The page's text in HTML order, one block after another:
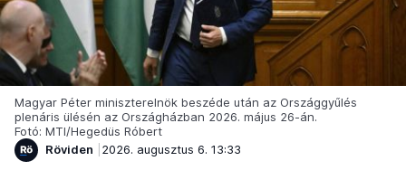
Magyar Péter miniszterelnök beszéde után az Országgyűlés
plenáris ülésén az Országházban 2026. május 26-án.
Fotó: MTI/Hegedüs Róbert
Röviden
2026. augusztus 6. 13:33